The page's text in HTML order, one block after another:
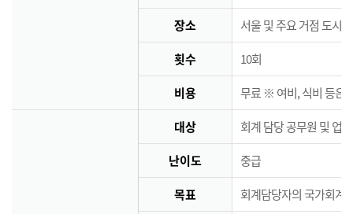
장소 서울 및 주요 거점 도시
횟수 10회
비용 무료 ※ 여비, 식비 등은
대상 회계 담당 공무원 및 업
난이도 중급
목표 회계담당자의 국가회계